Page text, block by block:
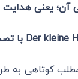
آن؛ یعنی هدایت
Der kleine با
2003 (1382) با